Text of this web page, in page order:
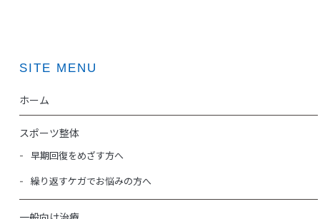
SITE MENU
ホーム
スポーツ整体
早期回復をめざす方へ
繰り返すケガでお悩みの方へ